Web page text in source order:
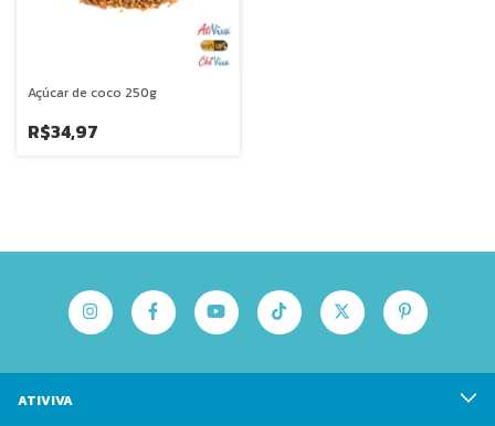
Açúcar de coco 250g
R$34,97
ATIVIVA